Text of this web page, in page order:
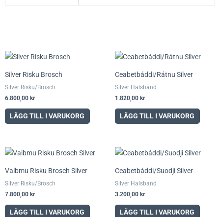
Silver Risku Brosch
Silver Risku/Brosch
6.800,00 kr
LÄGG TILL I VARUKORG
Ceabetbáddi/Rátnu Silver
Silver Halsband
1.820,00 kr
LÄGG TILL I VARUKORG
Vaibmu Risku Brosch Silver
Silver Risku/Brosch
7.800,00 kr
LÄGG TILL I VARUKORG
Ceabetbáddi/Suodji Silver
Silver Halsband
3.200,00 kr
LÄGG TILL I VARUKORG